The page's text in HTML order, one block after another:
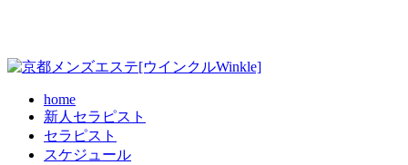
home
新人セラピスト
セラピスト
スケジュール